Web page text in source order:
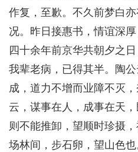
作复，至歉。不久前梦白
况。昨日接惠书，情谊深
四十余年前京华共朝夕之
我辈老病，已得其半。陶
成，道力不增而业障不灭
云，谋事在人，成事在天
则不能推卸，望顺时珍摄
场林间，步石卵，望山色也